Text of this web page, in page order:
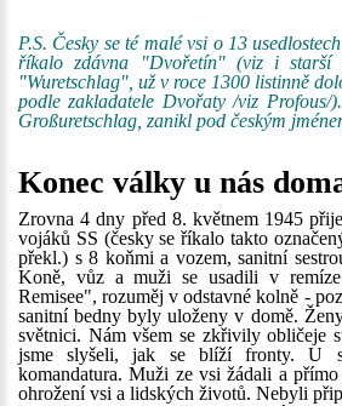
P.S. Česky se té malé vsi o 13
říkalo zdávna "Dvořetín" (viz i starší
"Wuretschlag", už v roce 1300 listinně
podle zakladatele Dvořaty /viz Profous/
Großuretschlag, zanikl pod českým
Konec války u nás
Zrovna 4 dny před 8. květnem 1945
vojáků SS (česky se říkalo takto
překl.) s 8 koňmi a vozem, sanitní
Koně, vůz a muži se usadili v
Remisee", rozuměj v odstavné kolně -
sanitní bedny byly uloženy v domě.
světnici. Nám všem se zkřivily obličeje
jsme slyšeli, jak se blíží fronty. U
komandatura. Muži ze vsi žádali a
ohrožení vsi a lidských životů. Nebyli